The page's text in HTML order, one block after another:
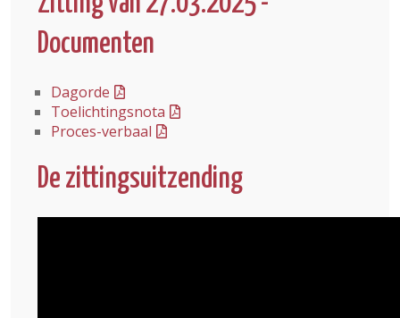
Documenten
Dagorde
Toelichtingsnota
Proces-verbaal
De zittingsuitzending